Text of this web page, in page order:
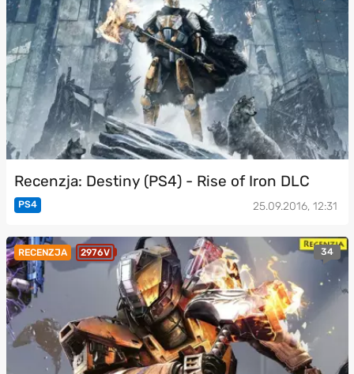
Recenzja: Destiny (PS4) - Rise of Iron DLC
PS4 25.09.2016, 12:31
RECENZJA 2976V 34